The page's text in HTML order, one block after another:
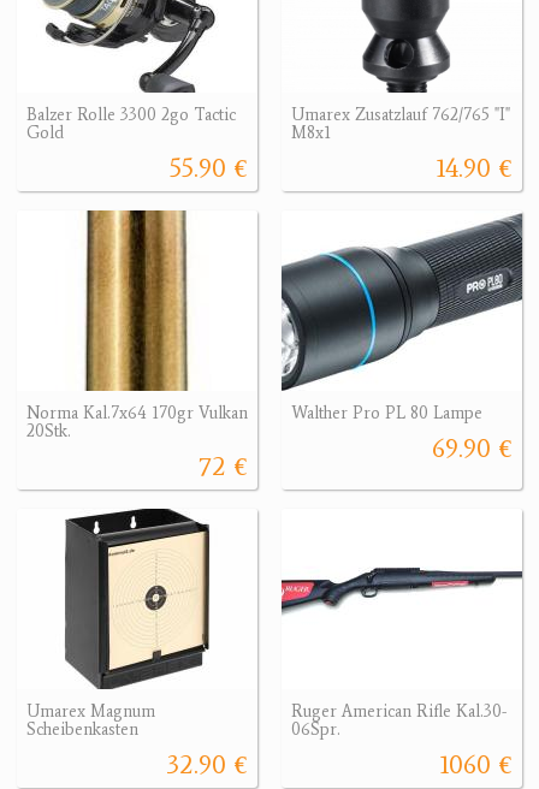
Balzer Rolle 3300 2go Tactic
Gold
55.90 €
Umarex Zusatzlauf 762/765 "I"
M8x1
14.90 €
Norma Kal.7x64 170gr Vulkan
20Stk.
72 €
Walther Pro PL 80 Lampe
69.90 €
Umarex Magnum
Scheibenkasten
32.90 €
Ruger American Rifle Kal.30-
06Spr.
1060 €